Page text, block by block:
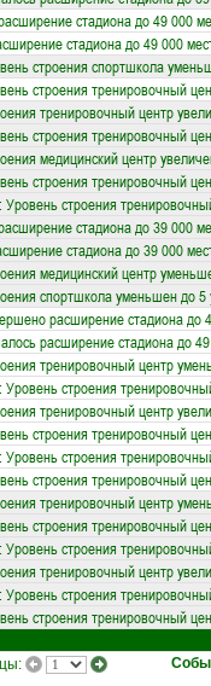
стадиона до 49 000
стадиона до 49 000
строения спортшкола
строения тренировочный
тренировочный центр
строения тренировочный
медицинский центр
строения тренировочный
: Уровень строения
стадиона до 39 000
стадиона до 39 000
медицинский центр
спортшкола уменьшен до 5
расширение стадиона до
расширение стадиона до
тренировочный центр
: Уровень строения
тренировочный центр
строения тренировочный
: Уровень строения
строения тренировочный
тренировочный центр
строения тренировочный
: Уровень строения
тренировочный центр
: Уровень строения
строения тренировочный